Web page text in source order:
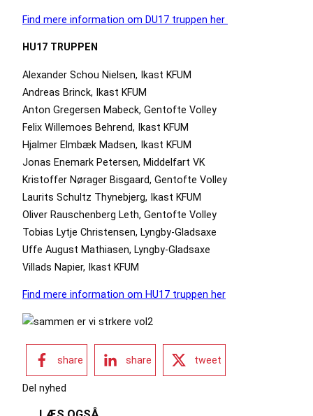
Find mere information om DU17 truppen her
HU17 TRUPPEN
Alexander Schou Nielsen, Ikast KFUM
Andreas Brinck, Ikast KFUM
Anton Gregersen Mabeck, Gentofte Volley
Felix Willemoes Behrend, Ikast KFUM
Hjalmer Elmbæk Madsen, Ikast KFUM
Jonas Enemark Petersen, Middelfart VK
Kristoffer Nørager Bisgaard, Gentofte Volley
Laurits Schultz Thynebjerg, Ikast KFUM
Oliver Rauschenberg Leth, Gentofte Volley
Tobias Lytje Christensen, Lyngby-Gladsaxe
Uffe August Mathiasen, Lyngby-Gladsaxe
Villads Napier, Ikast KFUM
Find mere information om HU17 truppen her
share share tweet
Del nyhed